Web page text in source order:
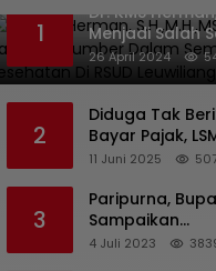
1
Dr. KMS
Menjadi Salah
Narasumber
Hukum
26 April 2024
2
Diduga Tak
Bayar Pajak,
Laporkan
Batu
11 Juni 2025
3
Paripurna,
Sampaikan
4 Juli 2023